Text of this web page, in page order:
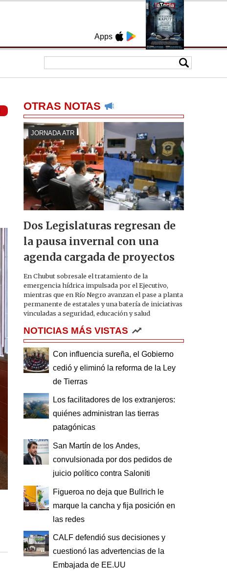
Apps
OTRAS NOTAS
JORNADA ATR
Dos Legislaturas regresan de
la pausa invernal con una
agenda cargada de proyectos
En Chubut sobresale el tratamiento de la
emergencia hídrica impulsada por el Ejecutivo,
mientras que en Río Negro avanzan el pase a planta
permanente de estatales y una batería de iniciativas
vinculadas a seguridad, educación y salud
NOTICIAS MÁS VISTAS
Con influencia sureña, el Gobierno
cedió y eliminó la reforma de la Ley
de Tierras
Los facilitadores de los extranjeros:
quiénes administran las tierras
patagónicas
San Martín de los Andes,
convulsionada por dos pedidos de
juicio político contra Saloniti
Figueroa no deja que Bullrich le
marque la cancha y fija posición en
las redes
CALF defendió sus decisiones y
cuestionó las advertencias de la
Embajada de EE.UU